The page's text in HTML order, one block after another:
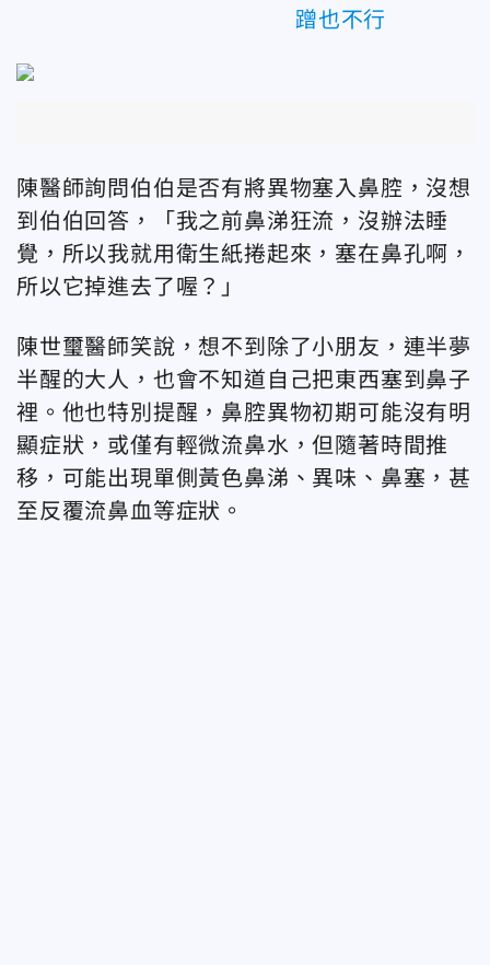
蹭也不行
陳醫師詢問伯伯是否有將異物塞入鼻腔，沒想
到伯伯回答，「我之前鼻涕狂流，沒辦法睡
覺，所以我就用衛生紙捲起來，塞在鼻孔啊，
所以它掉進去了喔？」
陳世璽醫師笑說，想不到除了小朋友，連半夢
半醒的大人，也會不知道自己把東西塞到鼻子
裡。他也特別提醒，鼻腔異物初期可能沒有明
顯症狀，或僅有輕微流鼻水，但隨著時間推
移，可能出現單側黃色鼻涕、異味、鼻塞，甚
至反覆流鼻血等症狀。